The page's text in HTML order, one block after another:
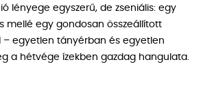
lényege egyszerű, de zseniális: egy
mellé egy gondosan összeállított
– egyetlen tányérban és egyetlen
a hétvége ízekben gazdag hangulata.